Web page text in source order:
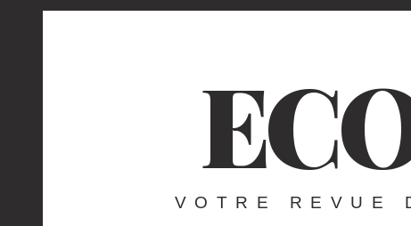
VOTRE REVUE